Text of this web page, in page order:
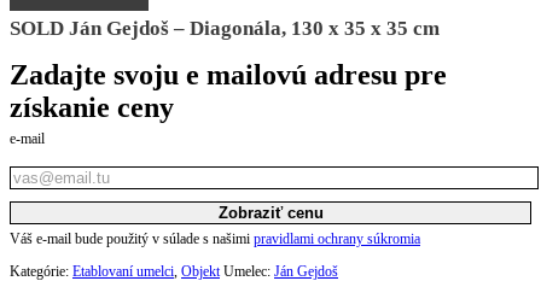
SOLD Ján Gejdoš – Diagonála, 130 x 35 x 35 cm
Zadajte svoju e mailovú adresu pre
získanie ceny
e-mail
Zobraziť cenu
Váš e-mail bude použitý v súlade s našimi pravidlami ochrany súkromia
Kategórie: Etablovaní umelci, Objekt Umelec: Ján Gejdoš